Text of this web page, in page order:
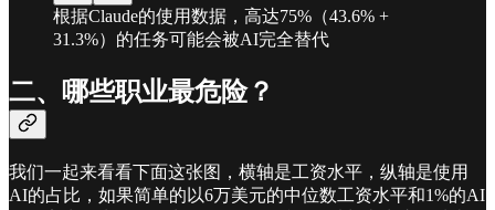
根据Claude的使用数据，高达75%（43.6% +
31.3%）的任务可能会被AI完全替代
二、哪些职业最危险？
我们一起来看看下面这张图，横轴是工资水平，纵轴是使用
AI的占比，如果简单的以6万美元的中位数工资水平和1%的AI